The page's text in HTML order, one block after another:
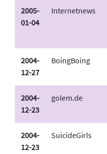
2005-
01-04
Internetnews
2004-
12-27
BoingBoing
2004-
12-23
golem.de
2004-
12-23
SuicideGirls